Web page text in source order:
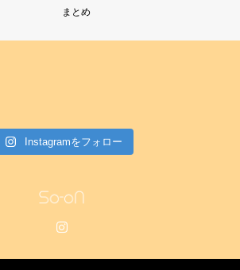
まとめ
Instagramをフォロー